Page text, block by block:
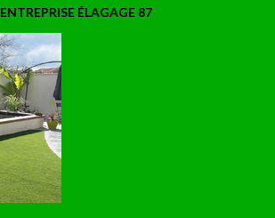
ENTREPRISE ÉLAGAGE 87